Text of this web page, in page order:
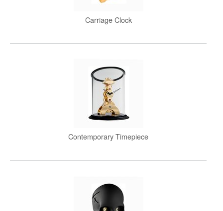
Carriage Clock
Contemporary Timepiece